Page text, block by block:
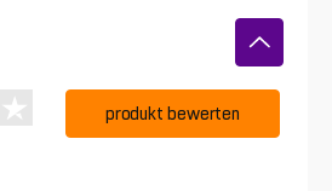
produkt bewerten